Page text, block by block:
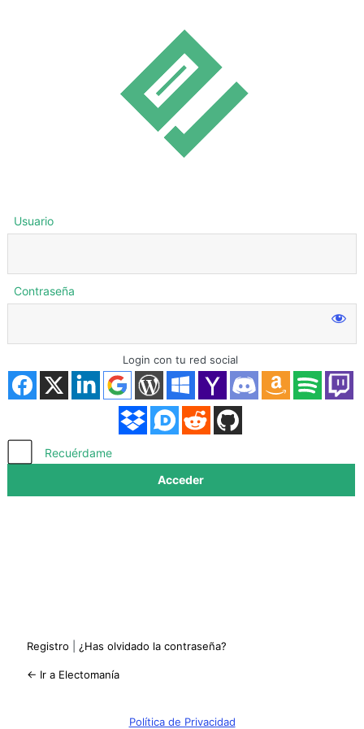
Acceder
Usuario
Contraseña
Login con tu red social
Recuérdame
Registro ¿Has olvidado la contraseña?
← Ir a Electomanía
Política de Privacidad